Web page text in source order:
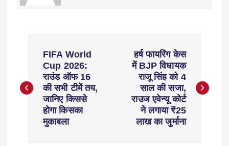
FIFA World
Cup 2026:
राउंड ऑफ 16
की सभी टीमें तय,
जानिए किससे
होगा किसका
मुकाबला
हर्ष फायरिंग केस
में BJP विधायक
राजू सिंह को 4
साल की सजा,
राउज एवेन्यू कोर्ट
ने लगाया ₹25
लाख का जुर्माना